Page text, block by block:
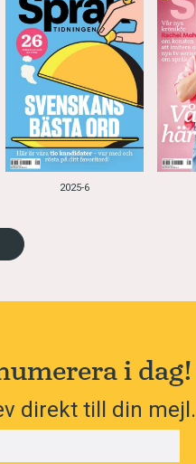
2025-6
i dag!
direkt till din mejl.